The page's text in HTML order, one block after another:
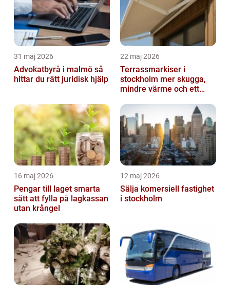
31 maj 2026
Advokatbyrå i malmö så
hittar du rätt juridisk hjälp
22 maj 2026
Terrassmarkiser i
stockholm mer skugga,
mindre värme och ett
16 maj 2026
Pengar till laget smarta
sätt att fylla på lagkassan
utan krångel
12 maj 2026
Sälja komersiell fastighet
i stockholm